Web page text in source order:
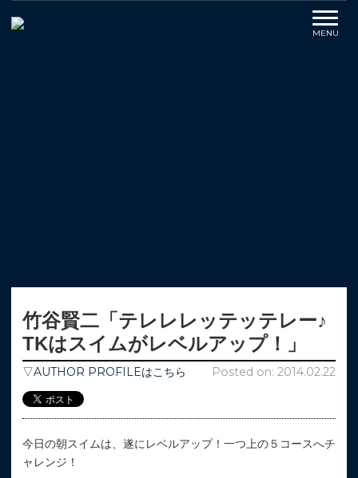
竹谷賢二「テレレレッテッテレー♪
TKはスイムがレベルアップ！」
▽AUTHOR PROFILEはこちら Posted on: 2014.02.22
今日の朝スイムは、遂にレベルアップ！一つ上の５コースへチ
ャレンジ！